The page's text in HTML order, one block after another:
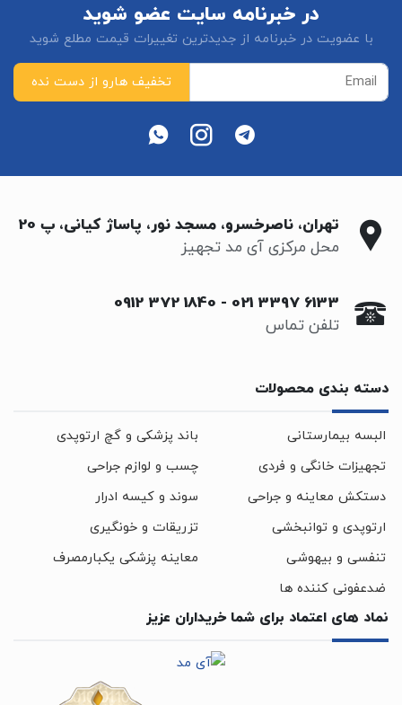
در خبرنامه سایت عضو شوید
با عضویت در خبرنامه از جدیدترین تغییرات قیمت مطلع شوید
تهران، ناصرخسرو، مسجد نور، پاساژ کیانی، پ 20
محل مرکزی آی مد تجهیز
021 3397 6133
-
0912 372 1840
تلفن تماس
دسته بندی محصولات
البسه بیمارستانی
باند پزشکی و گچ ارتوپدی
تجهیزات خانگی و فردی
چسب و لوازم جراحی
دستکش معاینه و جراحی
سوند و کیسه ادرار
ارتوپدی و توانبخشی
تزریقات و خونگیری
تنفسی و بیهوشی
معاینه پزشکی یکبارمصرف
ضدعفونی کننده ها
نماد های اعتماد برای شما خریداران عزیز